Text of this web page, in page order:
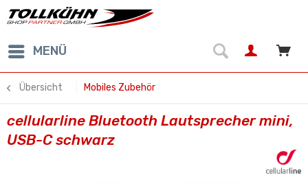
MENÜ
Übersicht Mobiles Zubehör
cellularline Bluetooth Lautsprecher mini,
USB-C schwarz